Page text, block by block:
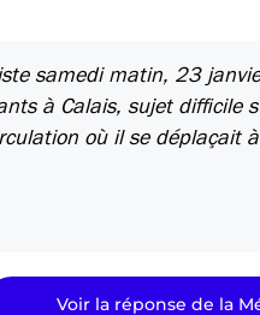
samedi matin, 23
à Calais, sujet difficile
où il se déplaçait
Voir la réponse de la